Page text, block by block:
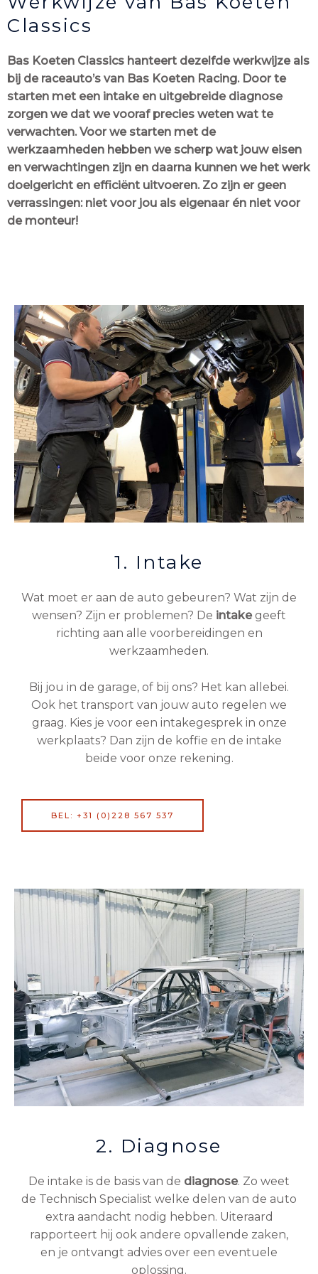
Classics
Bas Koeten Classics hanteert dezelfde werkwijze als
bij de raceauto’s van Bas Koeten Racing. Door te
starten met een intake en uitgebreide diagnose
zorgen we dat we vooraf precies weten wat te
verwachten. Voor we starten met de
werkzaamheden hebben we scherp wat jouw eisen
en verwachtingen zijn en daarna kunnen we het werk
doelgericht en efficiënt uitvoeren. Zo zijn er geen
verrassingen: niet voor jou als eigenaar én niet voor
de monteur!
1. Intake
Wat moet er aan de auto gebeuren? Wat zijn de
wensen? Zijn er problemen? De intakegeeft
richting aan alle voorbereidingen en
werkzaamheden.
Bij jou in de garage, of bij ons? Het kan allebei.
Ook het transport van jouw auto regelen we
graag. Kies je voor een intakegesprek in onze
werkplaats? Dan zijn de koffie en de intake
beide voor onze rekening.
BEL: +31 (0)228 567 537
2. Diagnose
De intake is de basis van de diagnose. Zo weet
de Technisch Specialist welke delen van de auto
extra aandacht nodig hebben. Uiteraard
rapporteert hij ook andere opvallende zaken,
en je ontvangt advies over een eventuele
oplossing.